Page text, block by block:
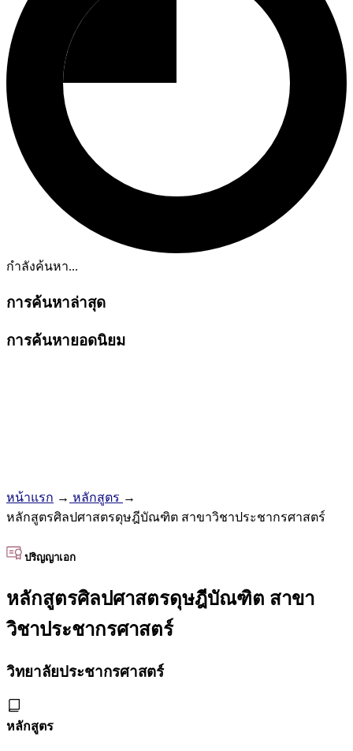
กำลังค้นหา...
การค้นหาล่าสุด
การค้นหายอดนิยม
หน้าแรก → หลักสูตร →
หลักสูตรศิลปศาสตรดุษฎีบัณฑิต สาขาวิชาประชากรศาสตร์
ปริญญาเอก
หลักสูตรศิลปศาสตรดุษฎีบัณฑิต สาขา
วิชาประชากรศาสตร์
วิทยาลัยประชากรศาสตร์
หลักสูตร